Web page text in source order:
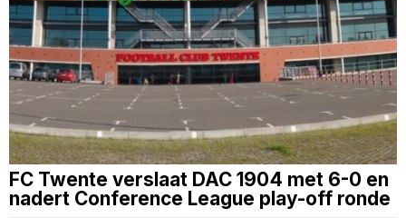
FC Twente verslaat DAC 1904 met 6-0 en
nadert Conference League play-off ronde